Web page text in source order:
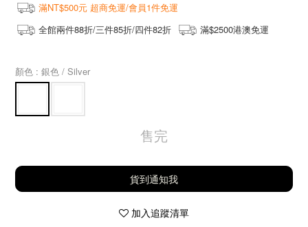
滿NT$500元 超商免運/會員1件免運
全館兩件88折/三件85折/四件82折
滿$2500港澳免運
顏色 : 銀色 / Silver
售完
貨到通知我
加入追蹤清單